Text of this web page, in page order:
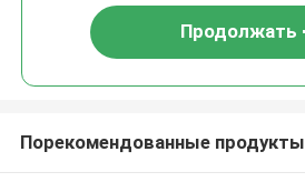
Продолжать
Порекомендованные продукты